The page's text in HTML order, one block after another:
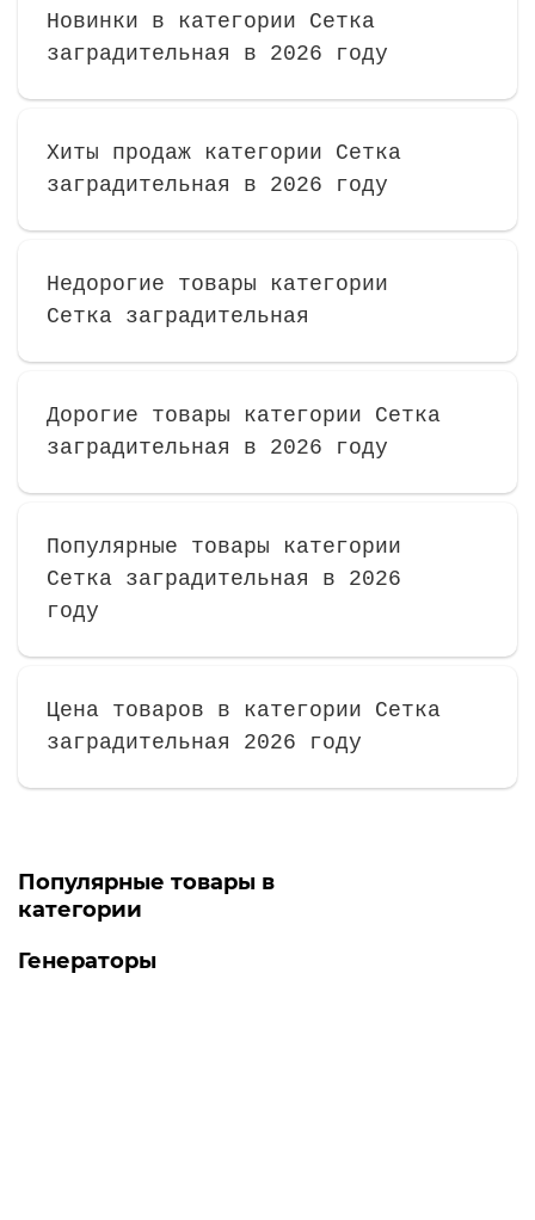
Новинки в категории Сетка
заградительная в 2026 году
Хиты продаж категории Сетка
заградительная в 2026 году
Недорогие товары категории
Сетка заградительная
Дорогие товары категории Сетка
заградительная в 2026 году
Популярные товары категории
Сетка заградительная в 2026
году
Цена товаров в категории Сетка
заградительная 2026 году
Популярные товары в
категории
Генераторы